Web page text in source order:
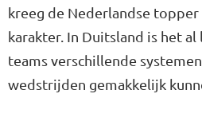
kreeg de Nederlandse
karakter. In Duitsland is het
teams verschillende
wedstrijden gemakkelijk